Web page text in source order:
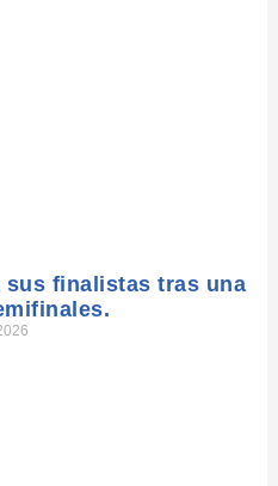
sus finalistas tras una